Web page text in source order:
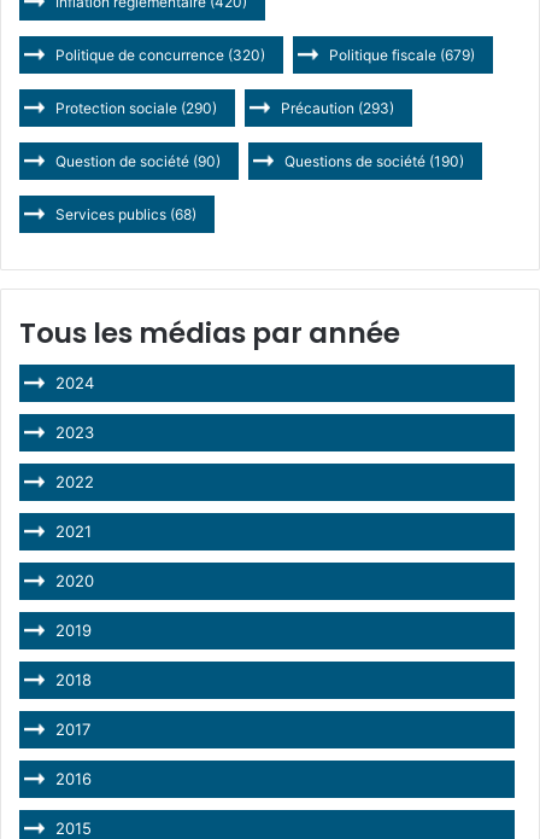
Politique de concurrence (320) Politique fiscale (679)
Protection sociale (290) Précaution (293)
Question de société (90) Questions de société (190)
Services publics (68)
Tous les médias par année
2024
2023
2022
2021
2020
2019
2018
2017
2016
2015